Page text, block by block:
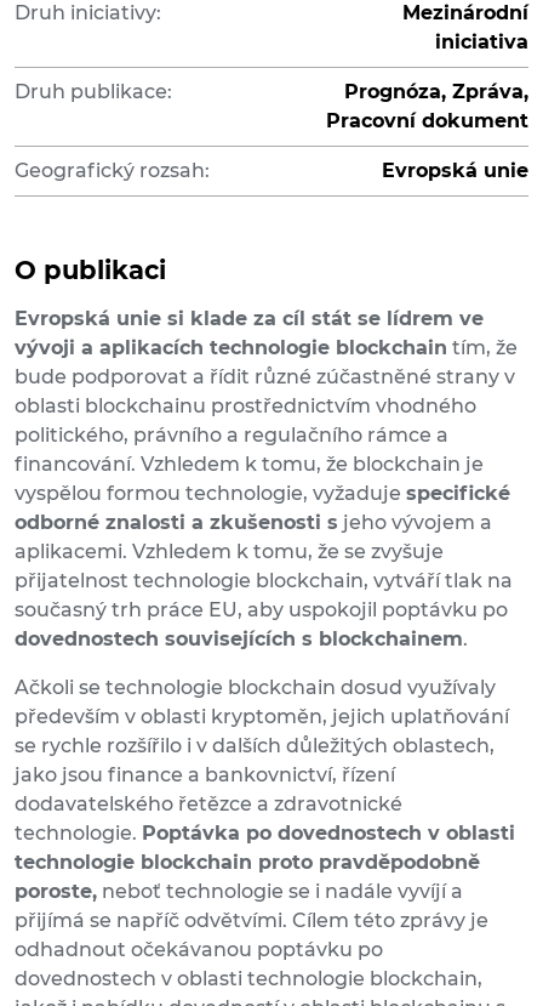
Druh iniciativy:
Mezinárodní
iniciativa
Druh publikace:
Prognóza, Zpráva,
Pracovní dokument
Geografický rozsah: Evropská unie
O publikaci
Evropská unie si klade za cíl stát se lídrem ve
vývoji a aplikacích technologie blockchain tím, že
bude podporovat a řídit různé zúčastněné strany v
oblasti blockchainu prostřednictvím vhodného
politického, právního a regulačního rámce a
financování. Vzhledem k tomu, že blockchain je
vyspělou formou technologie, vyžaduje specifické
odborné znalosti a zkušenosti s jeho vývojem a
aplikacemi. Vzhledem k tomu, že se zvyšuje
přijatelnost technologie blockchain, vytváří tlak na
současný trh práce EU, aby uspokojil poptávku po
dovednostech souvisejících s blockchainem.
Ačkoli se technologie blockchain dosud využívaly
především v oblasti kryptoměn, jejich uplatňování
se rychle rozšířilo i v dalších důležitých oblastech,
jako jsou finance a bankovnictví, řízení
dodavatelského řetězce a zdravotnické
technologie. Poptávka po dovednostech v oblasti
technologie blockchain proto pravděpodobně
poroste, neboť technologie se i nadále vyvíjí a
přijímá se napříč odvětvími. Cílem této zprávy je
odhadnout očekávanou poptávku po
dovednostech v oblasti technologie blockchain,